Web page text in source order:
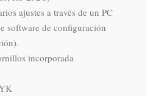
ajustes a través de un PC
incorporada